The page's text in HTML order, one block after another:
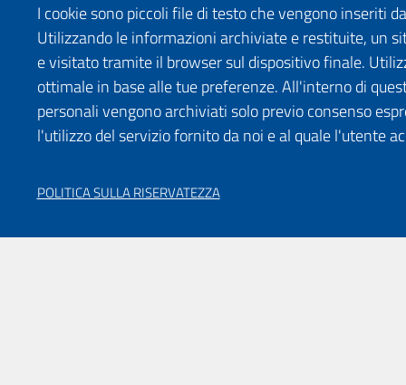
I cookie sono piccoli file di testo che vengono inseriti
Utilizzando le informazioni archiviate e restituite, un
e visitato tramite il browser sul dispositivo finale.
ottimale in base alle tue preferenze. All'interno di
personali vengono archiviati solo previo consenso
l'utilizzo del servizio fornito da noi e al quale l'utente
POLITICA SULLA RISERVATEZZA